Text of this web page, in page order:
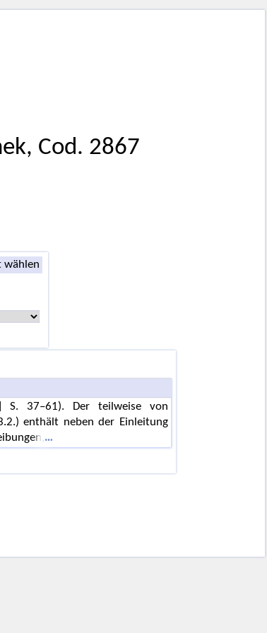
Cod. 2867
wählen
S. 37–61). Der teilweise von
enthält neben der Einleitung